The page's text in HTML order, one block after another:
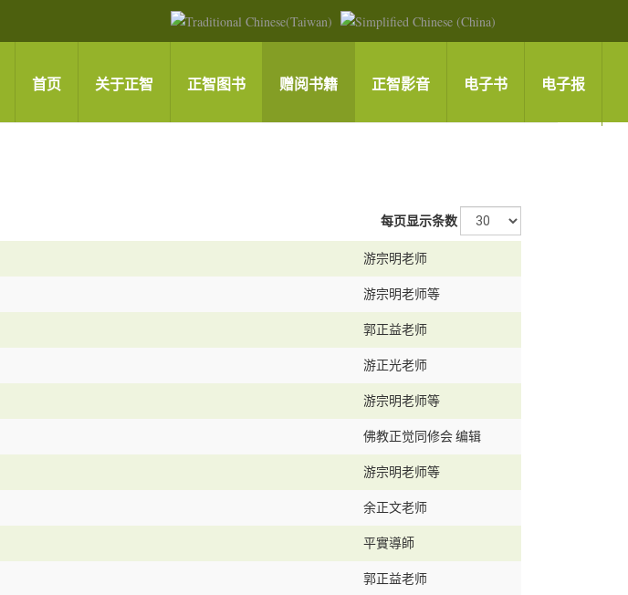
首页 关于正智 正智图书 赠阅书籍 正智影音 电子书 电子报
每页显示条数
游宗明老师
游宗明老师等
郭正益老师
游正光老师
游宗明老师等
佛教正觉同修会 编辑
游宗明老师等
余正文老师
平實導師
郭正益老师